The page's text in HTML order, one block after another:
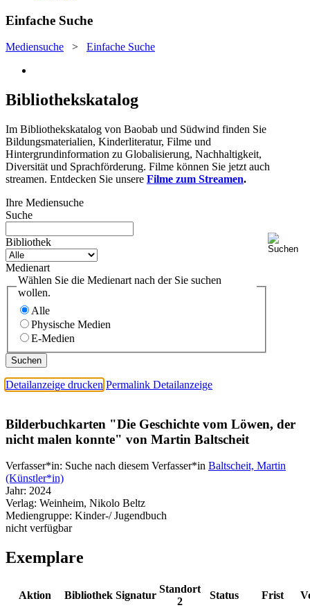
Einfache Suche
Mediensuche > Einfache Suche
Bibliothekskatalog
Im Bibliothekskatalog von Baobab und Südwind finden Sie
Bildungsmaterialien, Kinderliteratur, Filme und
Hintergrundinformation zu Globalisierung, Nachhaltigkeit,
Diversität und Sprachförderung. Filme können Sie jetzt auch
streamen. Entdecken Sie unsere Filme zum Streamen.
Ihre Mediensuche
Suche
Bibliothek
Medienart
Wählen Sie die Medienart nach der Sie suchen
wollen.
Alle
Physische Medien
E-Medien
Detailanzeige drucken Permalink Detailanzeige
Bilderbuchkarten "Die Geschichte vom Löwen, der
nicht malen konnte" von Martin Baltscheit
Verfasser*in: Suche nach diesem Verfasser*in Baltscheit, Martin
(Künstler*in)
Jahr: 2024
Verlag: Weinheim, Nikolo Beltz
Mediengruppe: Kinder-/ Jugendbuch
nicht verfügbar
Exemplare
Aktion Bibliothek Signatur
Standort
2
Status Frist